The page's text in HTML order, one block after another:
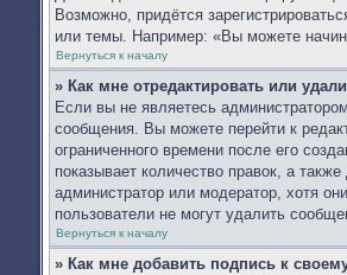
Возможно, придётся
или темы. Например: «Вы можете
Вернуться к началу
» Как мне отредактировать или
Если вы не являетесь
сообщения. Вы можете перейти к
ограниченного времени после его
показывает количество правок, а
администратор или модератор, хотя
пользователи не могут удалить
Вернуться к началу
» Как мне добавить подпись к